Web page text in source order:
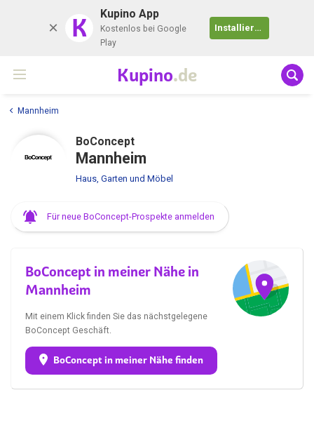
K Kupino App
Kostenlos bei Google
Play
Installieren
Kupino.de
Mannheim
BoConcept
Mannheim
Haus, Garten und Möbel
Für neue BoConcept-Prospekte anmelden
BoConcept in meiner Nähe in
Mannheim
Mit einem Klick finden Sie das nächstgelegene
BoConcept Geschäft.
BoConcept in meiner Nähe finden